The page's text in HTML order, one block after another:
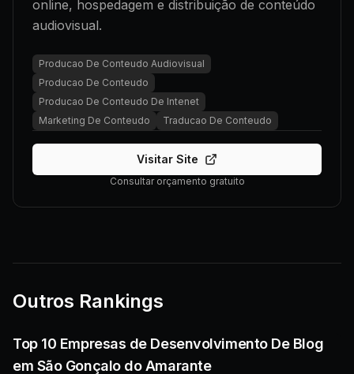
online, hospedagem e distribuição de conteúdo
audiovisual.
Producao De Conteudo Audiovisual
Producao De Conteudo
Producao De Conteudo De Intenet
Marketing De Conteudo
Traducao De Conteudo
Visitar Site
Consultar orçamento gratuito
Outros Rankings
Top 10 Empresas de Desenvolvimento De Blog
em São Gonçalo do Amarante